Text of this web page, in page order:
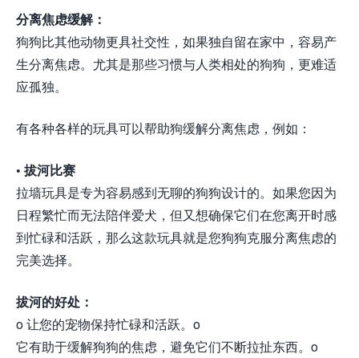
分离焦虑缓解：
狗狗比其他动物更具社交性，如果独自留在家中，容易产
生分离焦虑。尤其是那些习惯与人类相处的狗狗，更难适
应孤独。
有各种各样的玩具可以帮助狗缓解分离焦虑，例如：
• 拔河比赛
拉墙玩具是专为容易感到无聊的狗狗设计的。如果您因为
日程繁忙而无法陪伴爱犬，但又想确保它们在您离开时感
到忙碌和活跃，那么这款玩具就是您狗狗克服分离焦虑的
完美选择。
拔河的好处：
o 让您的宠物保持忙碌和活跃。o
它有助于缓解狗狗的焦虑，避免它们不断拉扯东西。o